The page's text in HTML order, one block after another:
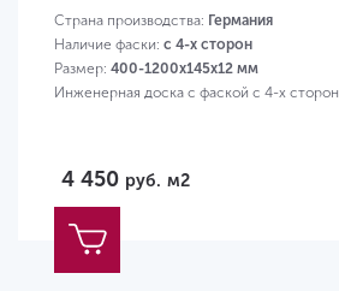
Страна производства: Германия
Наличие фаски: с 4-х сторон
Размер: 400-1200х145х12 мм
Инженерная доска с фаской с 4-х сторон
4 450 руб. м2